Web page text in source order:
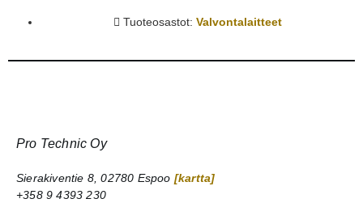
Tuoteosastot: Valvontalaitteet
Pro Technic Oy
Sierakiventie 8, 02780 Espoo [kartta]
+358 9 4393 230